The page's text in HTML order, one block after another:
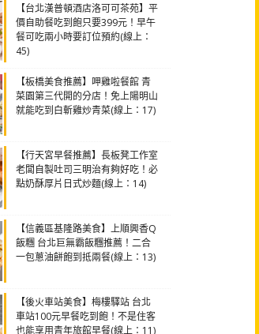
【台北漢普頓酒店洛可可茶苑】平
價自助餐吃到飽只要399元！早午
餐可吃兩小時要訂位預約(線上：
45)
【板橋美食推薦】呷雞啦餐館 青
菜園第三代開的分店！免上陽明山
就能吃到白斬雞炒青菜(線上：17)
【行天宮早餐推薦】長板凳工作室
老闆自製吐司三明治有夠好吃！必
點奶酥厚片日式炒麵(線上：14)
【信義區基隆路美食】上順興香Q
飯糰 台北巨無霸飯糰推薦！二合
一包蔥油餅飽到抵兩餐(線上：13)
【後火車站美食】梅樓驛站 台北
車站100元早餐吃到飽！不是住客
也能享用青年旅館早餐(線上：11)